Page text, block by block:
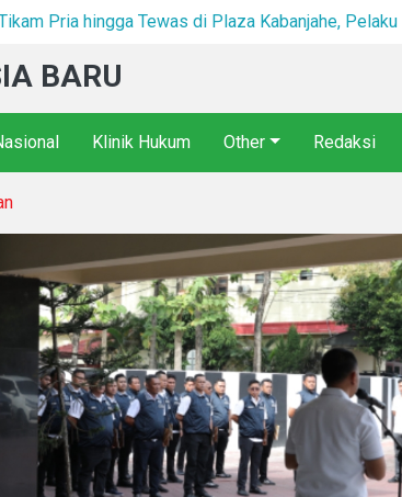
BARU
Klinik Hukum Other Redaksi